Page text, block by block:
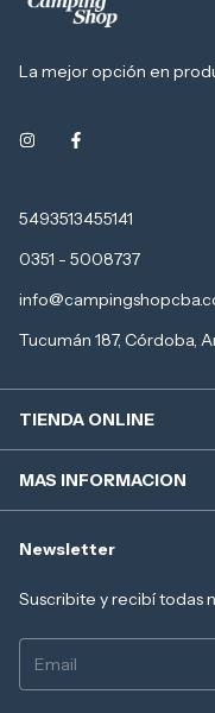
La mejor opción en
5493513455141
0351 - 5008737
Tucumán 187, Córdoba,
TIENDA ONLINE
MAS INFORMACION
Newsletter
Suscribite y recibí todas